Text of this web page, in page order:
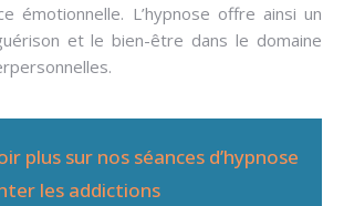
émotionnelle. L’hypnose offre ainsi un
et le bien-être dans le domaine
plus sur nos séances d’hypnose
les addictions